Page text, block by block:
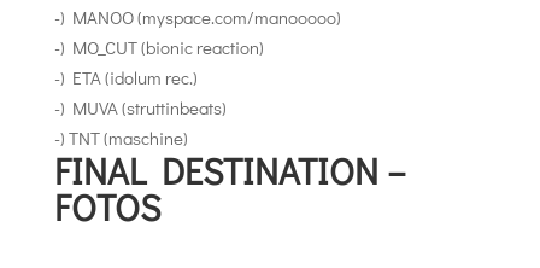
-) MANOO (myspace.com/manooooo)
-) MO_CUT (bionic reaction)
-) ETA (idolum rec.)
-) MUVA (struttinbeats)
-) TNT (maschine)
FINAL DESTINATION –
FOTOS